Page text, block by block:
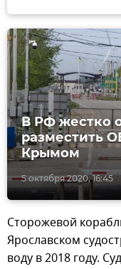
5 октября 2020, 16:45
В РФ жестко
разместить
Крымом
Сторожевой
Ярославском
воду в 2018 году.